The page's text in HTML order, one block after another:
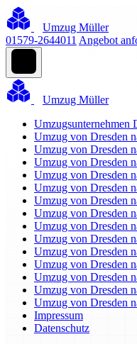
Umzug Müller
01579-2644011 Angebot
Umzug Müller
Umzugsunternehmen
Umzug von Dresden
Umzug von Dresden
Umzug von Dresden
Umzug von Dresden
Umzug von Dresden
Umzug von Dresden
Umzug von Dresden
Umzug von Dresden
Umzug von Dresden
Umzug von Dresden
Umzug von Dresden
Umzug von Dresden
Umzug von Dresden
Umzug von Dresden
Impressum
Datenschutz